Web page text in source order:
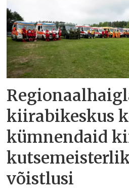
kiirabikeskus
kümnendaid
võistlusi